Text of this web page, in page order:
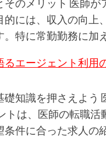
そのメリット 医師
には、収入の向上
特に常勤勤務に加
エージェント利用
知識を押さえよう
は、医師の転職活
件に合った求人の